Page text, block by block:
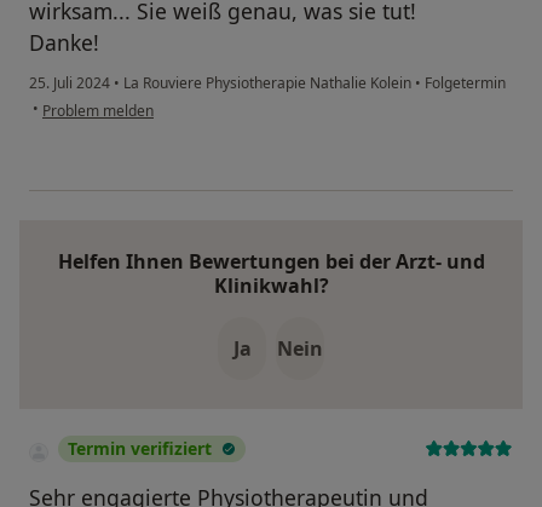
wirksam... Sie weiß genau, was sie tut!
Danke!
25. Juli 2024 • La Rouviere Physiotherapie Nathalie Kolein • Folgetermin
• Problem melden
Helfen Ihnen Bewertungen bei der Arzt- und
Klinikwahl?
Ja Nein
Termin verifiziert
Sehr engagierte Physiotherapeutin und